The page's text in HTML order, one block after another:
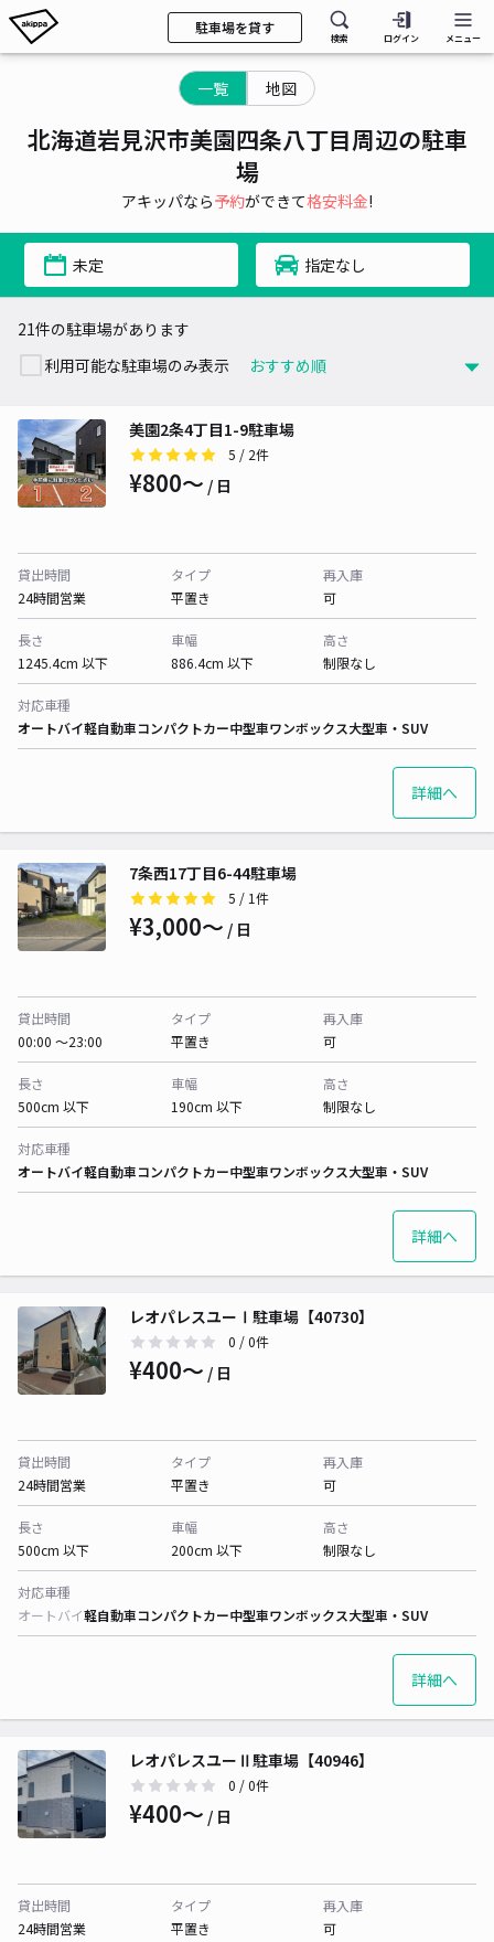
駐車場を貸す
検索 ログイン メニュー
一覧 地図
北海道岩見沢市美園四条八丁目周辺の駐車
場
アキッパなら予約ができて格安料金!
未定 指定なし
21件の駐車場があります
利用可能な駐車場のみ表示
美園2条4丁目1-9駐車場
5 / 2件
¥800〜 / 日
貸出時間
24時間営業
タイプ
平置き
再入庫
可
長さ
1245.4cm 以下
車幅
886.4cm 以下
高さ
制限なし
対応車種
オートバイ軽自動車コンパクトカー中型車ワンボックス大型車・SUV
詳細へ
7条西17丁目6-44駐車場
5 / 1件
¥3,000〜 / 日
貸出時間
00:00 〜23:00
タイプ
平置き
再入庫
可
長さ
500cm 以下
車幅
190cm 以下
高さ
制限なし
対応車種
オートバイ軽自動車コンパクトカー中型車ワンボックス大型車・SUV
詳細へ
レオパレスユーⅠ駐車場【40730】
0 / 0件
¥400〜 / 日
貸出時間
24時間営業
タイプ
平置き
再入庫
可
長さ
500cm 以下
車幅
200cm 以下
高さ
制限なし
対応車種
オートバイ軽自動車コンパクトカー中型車ワンボックス大型車・SUV
詳細へ
レオパレスユーⅡ駐車場【40946】
0 / 0件
¥400〜 / 日
貸出時間
24時間営業
タイプ
平置き
再入庫
可